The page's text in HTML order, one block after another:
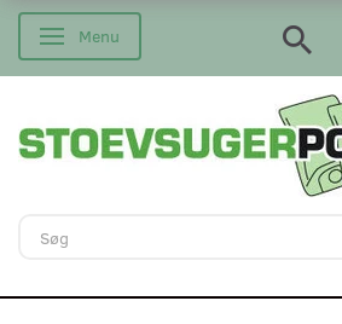
Skifte navigation
Menu